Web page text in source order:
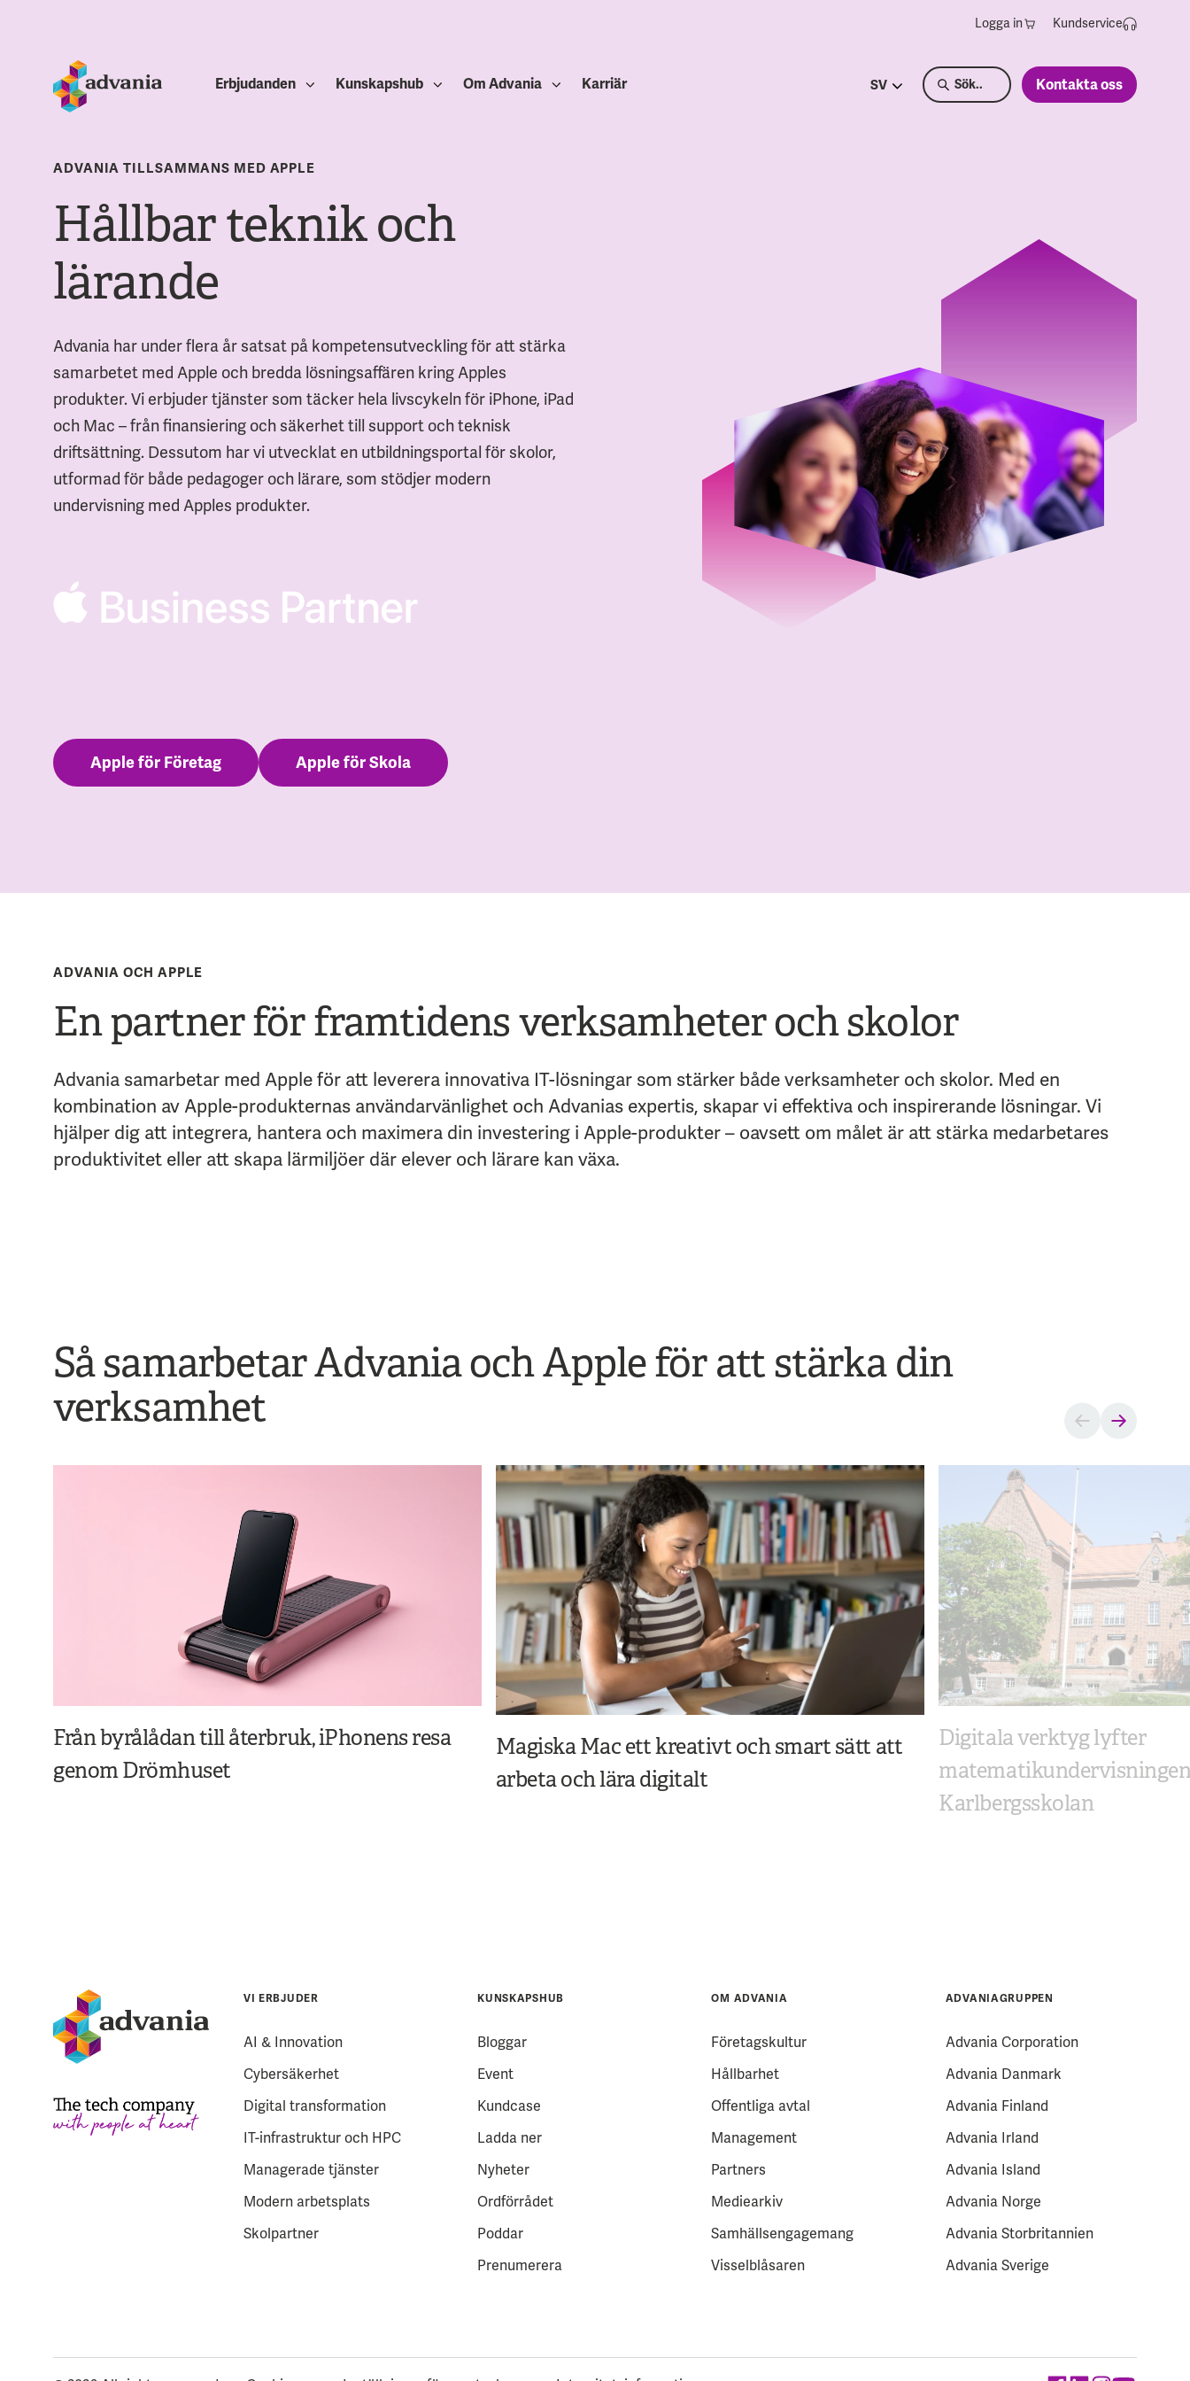
Logga in Kundservice
Erbjudanden Kunskapshub Om Advania Karriär SV Kontakta oss
ADVANIA TILLSAMMANS MED APPLE
Hållbar teknik och
lärande
Advania har under flera år satsat på kompetensutveckling för att stärka
samarbetet med Apple och bredda lösningsaffären kring Apples
produkter. Vi erbjuder tjänster som täcker hela livscykeln för iPhone, iPad
och Mac – från finansiering och säkerhet till support och teknisk
driftsättning. Dessutom har vi utvecklat en utbildningsportal för skolor,
utformad för både pedagoger och lärare, som stödjer modern
undervisning med Apples produkter.
Apple för Företag Apple för Skola
ADVANIA OCH APPLE
En partner för framtidens verksamheter och skolor
Advania samarbetar med Apple för att leverera innovativa IT-lösningar som stärker både verksamheter och skolor. Med en
kombination av Apple-produkternas användarvänlighet och Advanias expertis, skapar vi effektiva och inspirerande lösningar. Vi
hjälper dig att integrera, hantera och maximera din investering i Apple-produkter – oavsett om målet är att stärka medarbetares
produktivitet eller att skapa lärmiljöer där elever och lärare kan växa.
Så samarbetar Advania och Apple för att stärka din
verksamhet
Från byrålådan till återbruk, iPhonens resa
genom Drömhuset
Magiska Mac ett kreativt och smart sätt att
arbeta och lära digitalt
Digitala verktyg lyfter
Karlbergsskolan
VI ERBJUDER
AI & Innovation
Cybersäkerhet
Digital transformation
IT-infrastruktur och HPC
Managerade tjänster
Modern arbetsplats
Skolpartner
KUNSKAPSHUB
Bloggar
Event
Kundcase
Ladda ner
Nyheter
Ordförrådet
Poddar
Prenumerera
OM ADVANIA
Företagskultur
Hållbarhet
Offentliga avtal
Management
Partners
Mediearkiv
Samhällsengagemang
Visselblåsaren
ADVANIAGRUPPEN
Advania Corporation
Advania Danmark
Advania Finland
Advania Irland
Advania Island
Advania Norge
Advania Storbritannien
Advania Sverige